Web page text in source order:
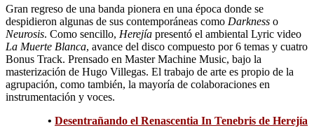
Gran regreso de una banda pionera en una época donde se
despidieron algunas de sus contemporáneas como Darkness o
Neurosis. Como sencillo, Herejía presentó el ambiental Lyric video
La Muerte Blanca, avance del disco compuesto por 6 temas y cuatro
Bonus Track. Prensado en Master Machine Music, bajo la
masterización de Hugo Villegas. El trabajo de arte es propio de la
agrupación, como también, la mayoría de colaboraciones en
instrumentación y voces.
• Desentrañando el Renascentia In Tenebris de Herejía